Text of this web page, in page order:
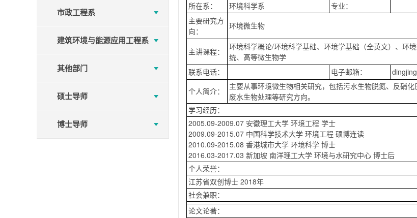
市政工程系
建筑环境与能源应用工程系
其他部门
硕士导师
博士导师
所在系：
环境科学系
专业：
主要研究方
向：
环境微生物
主讲课程：
环境科学概论/环境科学基础、环境学基础（全英文）、环
统、高等微生物学
联系电话：
电子邮箱：
个人简介：
主要从事环境微生物相关研究，包括污水生物脱氮、反硝
废水生物处理等研究方向。
学习经历：
2005.09-2009.07 安徽理工大学 环境工程 学士
2009.09-2015.07 中国科学技术大学 环境工程 硕博连读
2010.09-2015.08 香港城市大学 环境科学 博士
2016.03-2017.03 新加坡 南洋理工大学 环境与水研究中心 博士后
个人荣誉：
江苏省双创博士 2018年
社会兼职：
论文论著：